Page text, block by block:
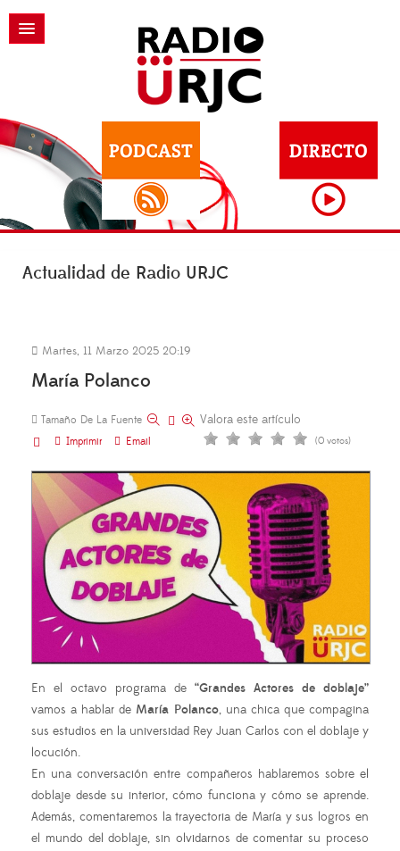
Actualidad de Radio URJC
Martes, 11 Marzo 2025 20:19
María Polanco
Tamaño De La Fuente
Imprimir
Email
Valora este artículo
(0 votos)
En el octavo programa de “Grandes Actores de doblaje”
vamos a hablar de María Polanco, una chica que compagina
sus estudios en la universidad Rey Juan Carlos con el doblaje y
locución.
En una conversación entre compañeros hablaremos sobre el
doblaje desde su interior, cómo funciona y cómo se aprende.
Además, comentaremos la trayectoria de María y sus logros en
el mundo del doblaje, sin olvidarnos de comentar su proceso